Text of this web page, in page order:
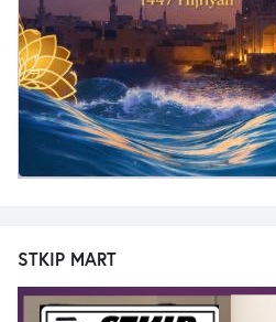
STKIP MART